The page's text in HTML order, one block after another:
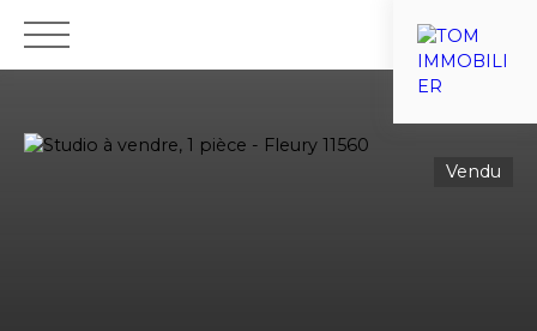
Vendu